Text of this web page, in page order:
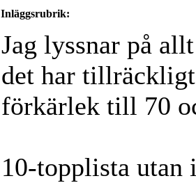
Inläggsrubrik:
Jag lyssnar på
det har
förkärlek till 70
10-topplista utan